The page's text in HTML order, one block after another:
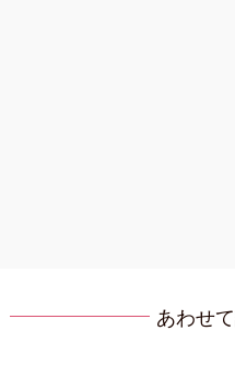
あわせ